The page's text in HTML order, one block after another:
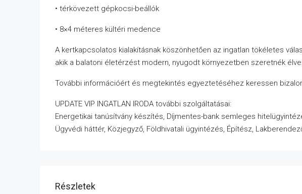
• térkövezett gépkocsi-beállók
• 8×4 méteres kültéri medence
A kertkapcsolatos kialakításnak köszönhetően az ingatlan tökéletes
akik a balatoni életérzést modern, nyugodt környezetben szeretnék
További információért és megtekintés egyeztetéséhez keressen
UPDATE VIP INGATLAN IRODA további szolgáltatásai:
Energetikai tanúsítvány készítés, Díjmentes-bank semleges
Ügyvédi háttér, Közjegyző, Földhivatali ügyintézés, Építész,
Részletek